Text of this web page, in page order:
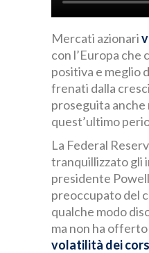
Mercati azionari
con l’Europa che
positiva e meglio
frenati dalla
proseguita anche
quest’ultimo
La Federal
tranquillizzato gli
presidente
preoccupato del
qualche modo
ma non ha
volatilità dei